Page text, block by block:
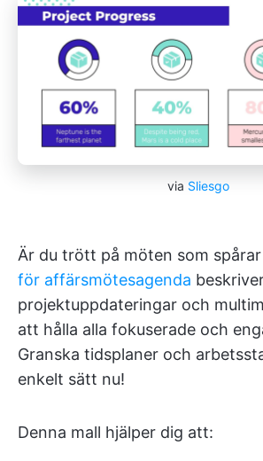
via Sliesgo
Är du trött på möten som spårar
för affärsmötesagenda
projektuppdateringar och
att hålla alla fokuserade och
Granska tidsplaner och
enkelt sätt nu!
Denna mall hjälper dig att: